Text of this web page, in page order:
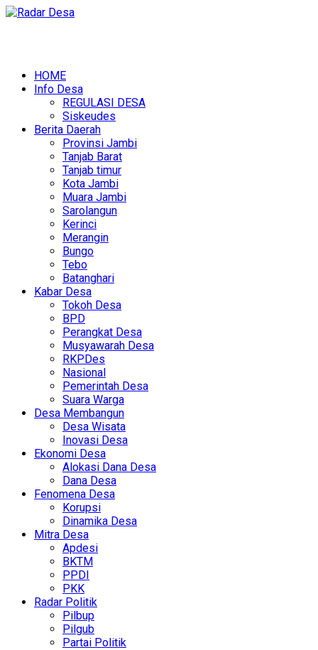
HOME
Info Desa
REGULASI DESA
Siskeudes
Berita Daerah
Provinsi Jambi
Tanjab Barat
Tanjab timur
Kota Jambi
Muara Jambi
Sarolangun
Kerinci
Merangin
Bungo
Tebo
Batanghari
Kabar Desa
Tokoh Desa
BPD
Perangkat Desa
Musyawarah Desa
RKPDes
Nasional
Pemerintah Desa
Suara Warga
Desa Membangun
Desa Wisata
Inovasi Desa
Ekonomi Desa
Alokasi Dana Desa
Dana Desa
Fenomena Desa
Korupsi
Dinamika Desa
Mitra Desa
Apdesi
BKTM
PPDI
PKK
Radar Politik
Pilbup
Pilgub
Partai Politik